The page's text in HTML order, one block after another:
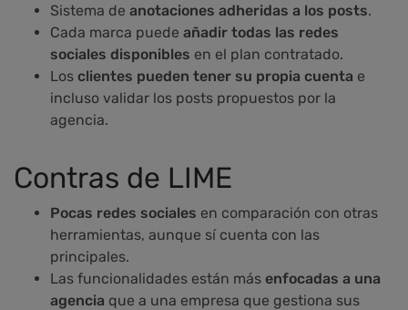
Sistema de anotaciones adheridas a los posts.
Cada marca puede añadir todas las redes
sociales disponibles en el plan contratado.
Los clientes pueden tener su propia cuenta e
incluso validar los posts propuestos por la
agencia.
Contras de LIME
Pocas redes sociales en comparación con otras
herramientas, aunque sí cuenta con las
principales.
Las funcionalidades están más enfocadas a una
agencia que a una empresa que gestiona sus